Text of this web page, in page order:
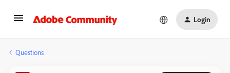
Login
Questions